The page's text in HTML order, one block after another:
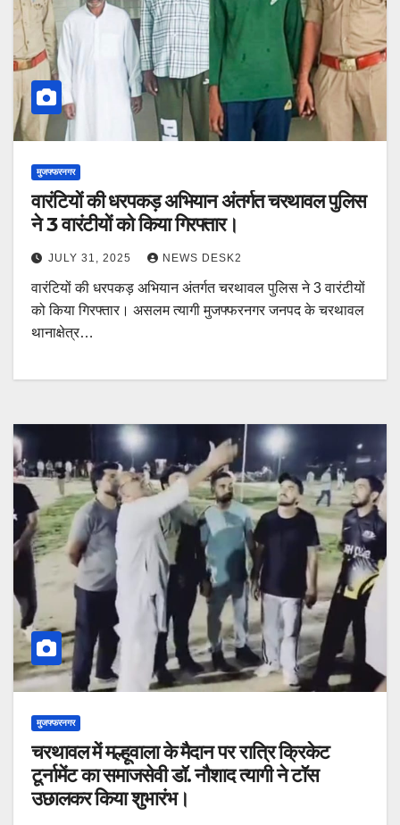
मुजफ्फरनगर
वारंटियों की धरपकड़ अभियान अंतर्गत चरथावल पुलिस
ने 3 वारंटीयों को किया गिरफ्तार।
JULY 31, 2025 NEWS DESK2
वारंटियों की धरपकड़ अभियान अंतर्गत चरथावल पुलिस ने 3 वारंटीयों
को किया गिरफ्तार। असलम त्यागी मुजफ्फरनगर जनपद के चरथावल
थानाक्षेत्र…
मुजफ्फरनगर
चरथावल में मल्हूवाला के मैदान पर रात्रि क्रिकेट
टूर्नामेंट का समाजसेवी डॉ. नौशाद त्यागी ने टॉस
उछालकर किया शुभारंभ।